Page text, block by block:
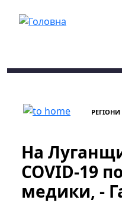
РЕГІОНИ
На
COVID-19
медики, -